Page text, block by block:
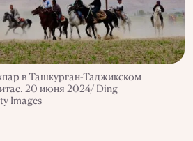
в Ташкурган-Таджикском
20 июня 2024/ Ding
Images